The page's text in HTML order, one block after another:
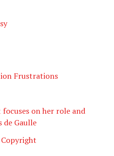
Frustrations
on her role and
de Gaulle